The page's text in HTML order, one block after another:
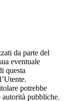
da parte del
eventuale
questa
potrebbe
pubbliche.